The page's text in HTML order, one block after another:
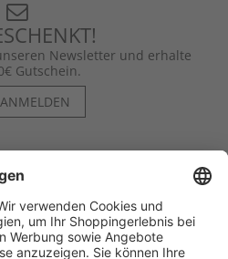
Newsletter und erhalte
Gutschein.